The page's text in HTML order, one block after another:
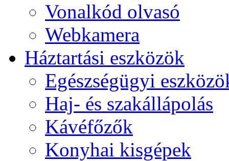
Vonalkód olvasó
Webkamera
Háztartási eszközök
Egészségügyi
Haj- és szakállápolás
Kávéfőzők
Konyhai kisgépek